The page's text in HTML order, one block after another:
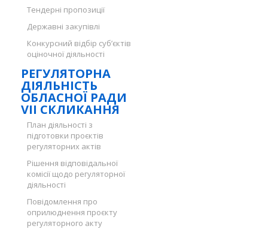
Тендерні пропозиції
Державні закупівлі
Конкурсний відбір суб’єктів
оціночної діяльності
РЕГУЛЯТОРНА
ДІЯЛЬНІСТЬ
ОБЛАСНОЇ РАДИ
VII СКЛИКАННЯ
План діяльності з
підготовки проєктів
регуляторних актів
Рішення відповідальної
комісії щодо регуляторної
діяльності
Повідомлення про
оприлюднення проєкту
регуляторного акту